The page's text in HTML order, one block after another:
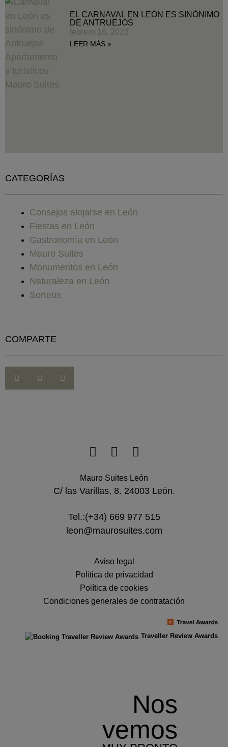
EL CARNAVAL EN LEÓN ES SINÓNIMO
DE ANTRUEJOS
febrero 16, 2023
LEER MÁS »
CATEGORÍAS
Consejos alojarse en León
Fiestas en León
Gastronomía en León
Mauro Suites
Monumentos en León
Naturaleza en León
Sorteos
COMPARTE
Mauro Suites León
C/ las Varillas, 8. 24003 León.
Tel.:(+34) 669 977 515
leon@maurosuites.com
Aviso legal
Política de privacidad
Política de cookies
Condiciones generales de contratación
Traveller Review Awards
Nos
vemos